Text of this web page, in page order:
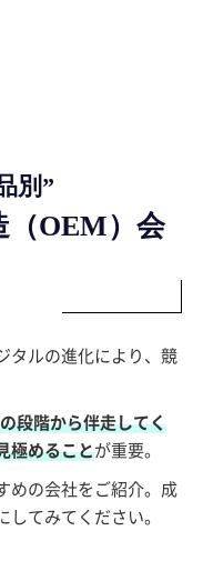
別”
（OEM）会
タルの進化により、競
段階から伴走してく
極めることが重要。
めの会社をご紹介。成
てみてください。